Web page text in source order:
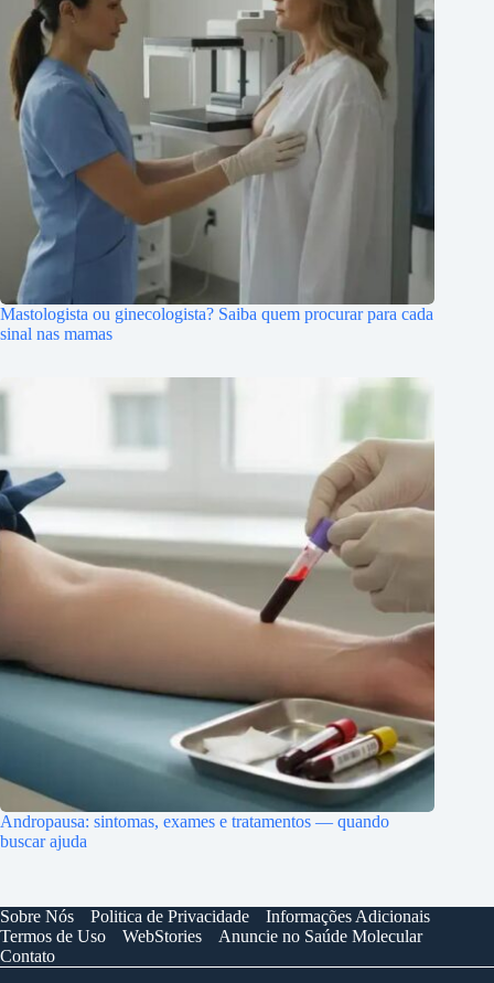
Mastologista ou ginecologista? Saiba quem procurar para cada
sinal nas mamas
Andropausa: sintomas, exames e tratamentos — quando
buscar ajuda
Sobre Nós Politica de Privacidade
Informações Adicionais
Termos de Uso
WebStories
Anuncie no Saúde Molecular
Contato